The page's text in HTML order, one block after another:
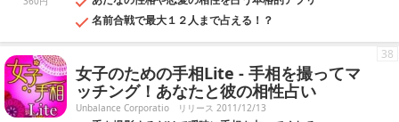
名前合戦で最大１２人まで占える！？
女子のための手相Lite - 手相を撮ってマ
ッチング！あなたと彼の相性占い
Unbalance Corporatio リリース 2011/12/13
38